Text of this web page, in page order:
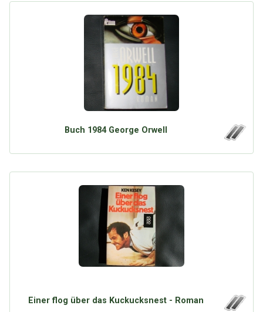
Buch 1984 George Orwell
Einer flog über das Kuckucksnest - Roman